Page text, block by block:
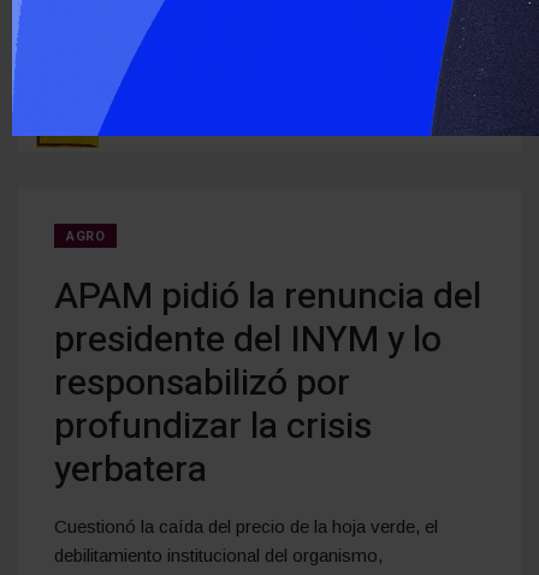
los
El Senado aprobó la Ley de Propiedad Privada y el Gobierno
debió ceder modificaciones a la Ley de Manejo de Fuego
AGRO
APAM pidió la renuncia del
presidente del INYM y lo
responsabilizó por
profundizar la crisis
yerbatera
Cuestionó la caída del precio de la hoja verde, el
debilitamiento institucional del organismo,